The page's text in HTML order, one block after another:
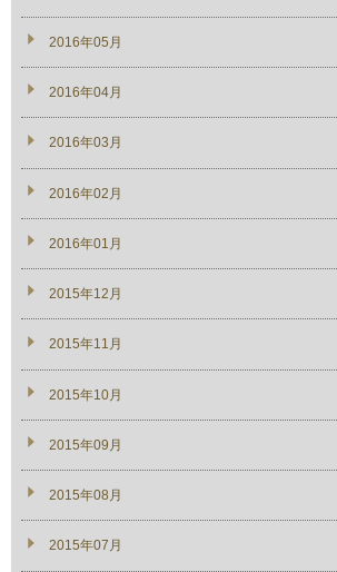
2016年05月
2016年04月
2016年03月
2016年02月
2016年01月
2015年12月
2015年11月
2015年10月
2015年09月
2015年08月
2015年07月